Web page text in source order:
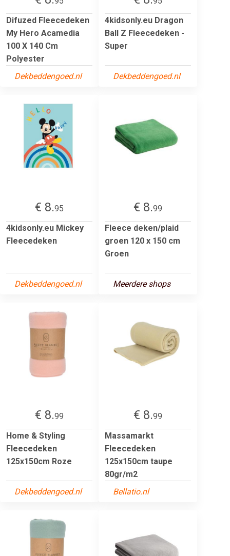
Difuzed Fleecedeken
My Hero Acamedia
100 X 140 Cm
Polyester
Dekbeddengoed.nl
4kidsonly.eu Dragon
Ball Z Fleecedeken -
Super
Dekbeddengoed.nl
€ 8.95
4kidsonly.eu Mickey
Fleecedeken
Dekbeddengoed.nl
€ 8.99
Fleece deken/plaid
groen 120 x 150 cm
Groen
Meerdere shops
€ 8.99
Home & Styling
Fleecedeken
125x150cm Roze
Dekbeddengoed.nl
€ 8.99
Massamarkt
Fleecedeken
125x150cm taupe
80gr/m2
Bellatio.nl